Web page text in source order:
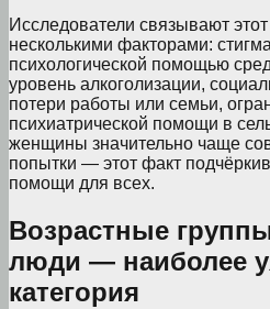
Исследователи связывают
несколькими факторами:
психологической помощью
уровень алкоголизации,
потери работы или семьи,
психиатрической помощи в
женщины значительно чаще
попытки — этот факт
помощи для всех.
Возрастные
люди — наиболее
категория